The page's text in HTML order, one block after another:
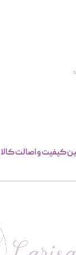
کیفیت و اصالت کالا